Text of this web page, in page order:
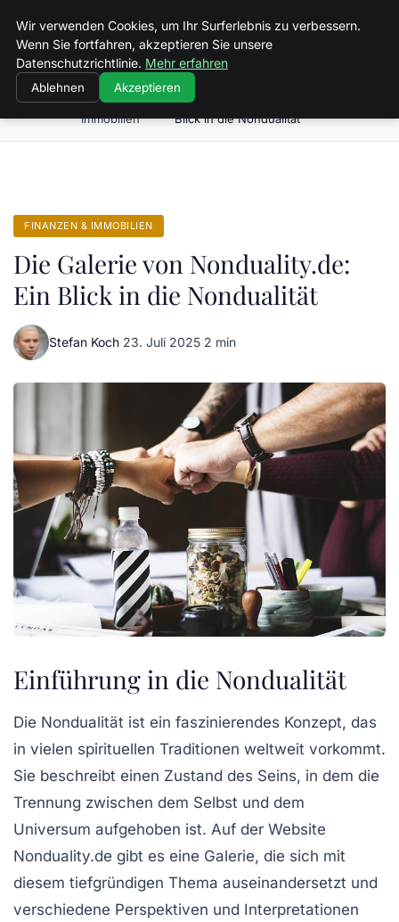
Spiele Wirtschaft
Finanzen &
Immobilien
Die Galerie von Nonduality.de: Ein
Blick in die Nondualität
FINANZEN & IMMOBILIEN
Die Galerie von Nonduality.de:
Ein Blick in die Nondualität
Stefan Koch·23. Juli 2025·2 min
Einführung in die Nondualität
Die Nondualität ist ein faszinierendes Konzept, das
in vielen spirituellen Traditionen weltweit vorkommt.
Sie beschreibt einen Zustand des Seins, in dem die
Trennung zwischen dem Selbst und dem
Universum aufgehoben ist. Auf der Website
Nonduality.de gibt es eine Galerie, die sich mit
diesem tiefgründigen Thema auseinandersetzt und
verschiedene Perspektiven und Interpretationen
Wir verwenden Cookies, um Ihr Surferlebnis zu verbessern.
Wenn Sie fortfahren, akzeptieren Sie unsere
Datenschutzrichtlinie. Mehr erfahren
Ablehnen Akzeptieren